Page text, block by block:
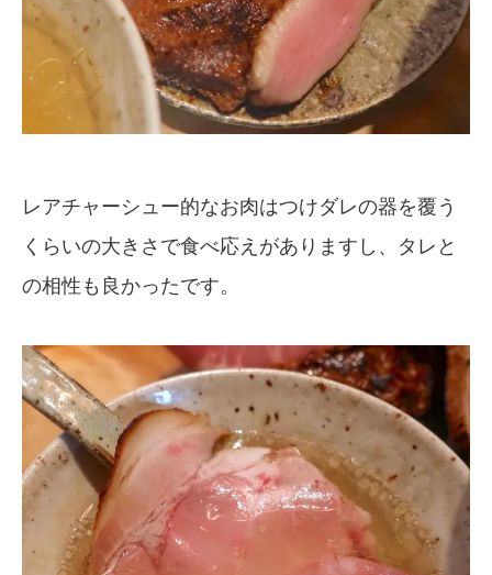
レアチャーシュー的なお肉はつけダレの器を覆う
くらいの大きさで食べ応えがありますし、タレと
の相性も良かったです。